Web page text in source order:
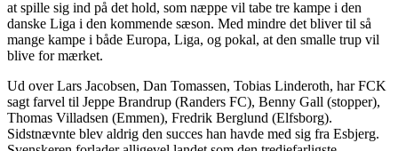
at spille sig ind på det hold, som næppe vil tabe tre kampe i den
danske Liga i den kommende sæson. Med mindre det bliver til så
mange kampe i både Europa, Liga, og pokal, at den smalle trup vil
blive for mærket.
Ud over Lars Jacobsen, Dan Tomassen, Tobias Linderoth, har FCK
sagt farvel til Jeppe Brandrup (Randers FC), Benny Gall (stopper),
Thomas Villadsen (Emmen), Fredrik Berglund (Elfsborg).
Sidstnævnte blev aldrig den succes han havde med sig fra Esbjerg.